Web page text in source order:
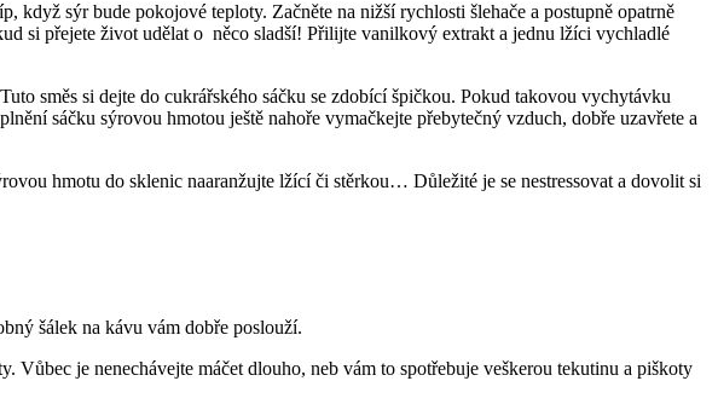
když sýr bude pokojové teploty. Začněte na nižší rychlosti šlehače a postupně opatrně
si přejete život udělat o něco sladší! Přilijte vanilkový extrakt a jednu lžíci vychladlé
směs si dejte do cukrářského sáčku se zdobící špičkou. Pokud takovou vychytávku
sáčku sýrovou hmotou ještě nahoře vymačkejte přebytečný vzduch, dobře uzavřete a
hmotu do sklenic naaranžujte lžící či stěrkou… Důležité je se nestressovat a dovolit si
šálek na kávu vám dobře poslouží.
je nenechávejte máčet dlouho, neb vám to spotřebuje veškerou tekutinu a piškoty